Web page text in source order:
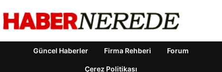
Güncel Haberler Firma Rehberi Forum
Çerez Politikası